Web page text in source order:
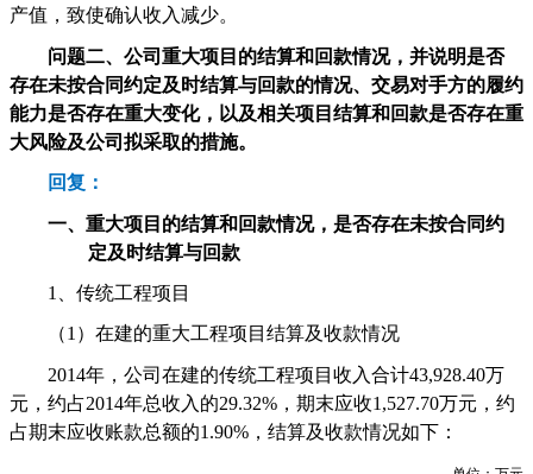
产值，致使确认收入减少。
问题二、公司重大项目的结算和回款情况，并说明是否
存在未按合同约定及时结算与回款的情况、交易对手方的履约
能力是否存在重大变化，以及相关项目结算和回款是否存在重
大风险及公司拟采取的措施。
回复：
一、重大项目的结算和回款情况，是否存在未按合同约
定及时结算与回款
1 、传统工程项目
（1）在建的重大工程项目结算及收款情况
2014年，公司在建的传统工程项目收入合计43,928.40万
元，约占2014年总收入的29.32% ，期末应收1,527.70万元，约
占期末应收账款总额的1.90% ，结算及收款情况如下：